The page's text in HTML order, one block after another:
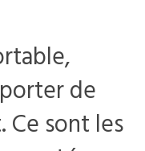
de
sont les